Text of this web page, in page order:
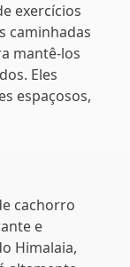
exercícios
caminhadas
mantê-los
Eles
espaçosos,
cachorro
e
Himalaia,